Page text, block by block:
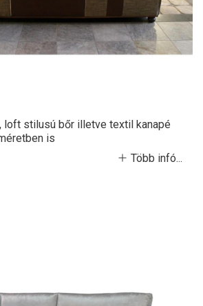
loft stilusú bőr illetve textil kanapé
is
Több infó...